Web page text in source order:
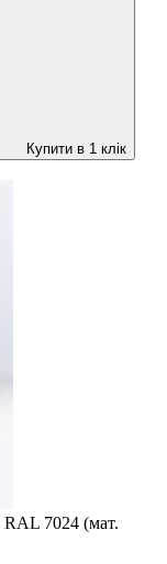
Купити в 1 клік
RAL 7024 (мат.